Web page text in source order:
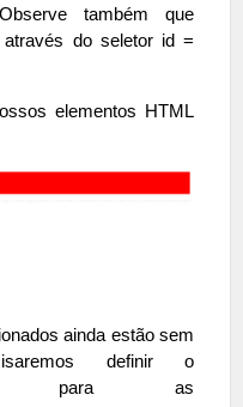
também que
através do seletor id =
elementos HTML
ainda estão sem
definir o
as